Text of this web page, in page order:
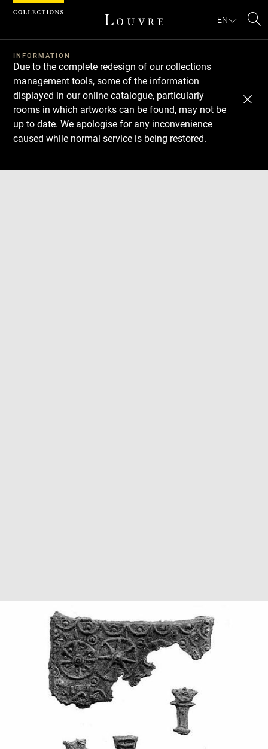
EN
INFORMATION
Due to the complete redesign of our collections
management tools, some of the information
displayed in our online catalogue, particularly
rooms in which artworks can be found, may not be
up to date. We apologise for any inconvenience
caused while normal service is being restored.
Download
Next
Previous
Cookies management panel